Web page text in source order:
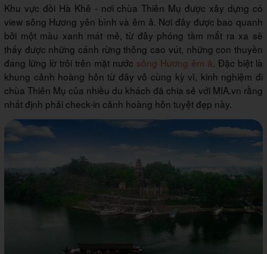
Khu vực đồi Hà Khê - nơi chùa Thiên Mụ được xây dựng có
view sông Hương yên bình và êm ả. Nơi đây được bao quanh
bởi một màu xanh mát mẻ, từ đây phóng tầm mắt ra xa sẽ
thấy được những cánh rừng thông cao vút, những con thuyền
đang lững lờ trôi trên mặt nước sông Hương êm ả. Đặc biệt là
khung cảnh hoàng hôn từ đây vô cùng kỳ vĩ, kinh nghiệm đi
chùa Thiên Mụ của nhiều du khách đã chia sẻ với MIA.vn rằng
nhất định phải check-in cảnh hoàng hôn tuyệt đẹp này.